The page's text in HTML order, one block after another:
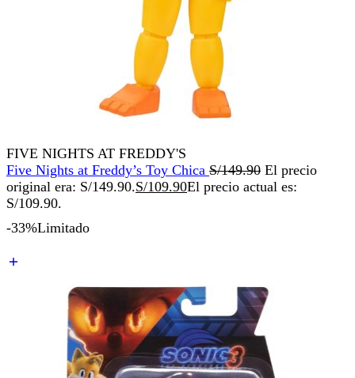
FIVE NIGHTS AT FREDDY'S
Five Nights at Freddy’s Toy Chica S/149.90 El precio
original era: S/149.90.S/109.90El precio actual es:
S/109.90.
-33%Limitado